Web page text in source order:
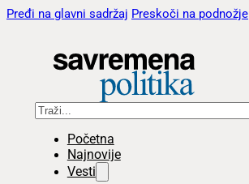
Pređi na glavni sadržaj Preskoči na podnožje
Pretraga
Početna
Najnovije
Vesti